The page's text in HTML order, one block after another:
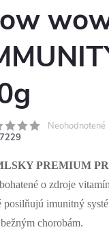
Neohodnotené
7229
PREMIUM
o zdroje
posilňujú imunitný
chorobám.